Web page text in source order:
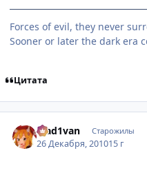
Forces of evil, they never
Sooner or later the dark era
Цитата
Mad1van Старожилы
26 Декабря, 201015 г